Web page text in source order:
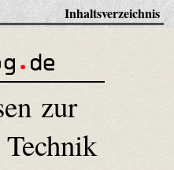
Inhaltsverzeichnis
zur